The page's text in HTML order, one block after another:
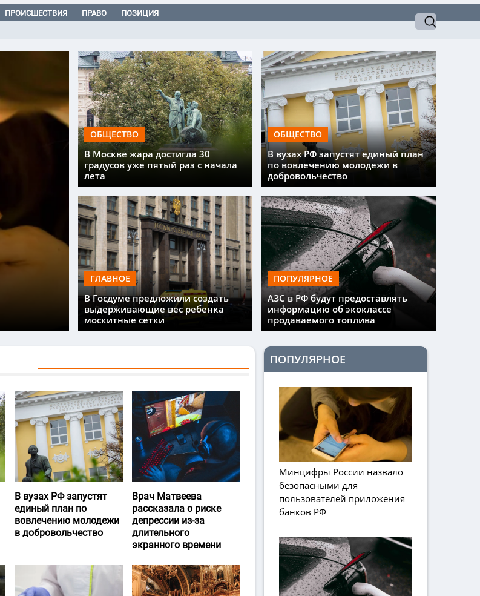
ПРОИСШЕСТВИЯ ПРАВО ПОЗИЦИЯ
ОБЩЕСТВО
В Москве жара достигла 30
градусов уже пятый раз с начала
лета
ГЛАВНОЕ
В Госдуме предложили создать
выдерживающие вес ребенка
москитные сетки
ОБЩЕСТВО
В вузах РФ запустят единый план
по вовлечению молодежи в
добровольчество
ПОПУЛЯРНОЕ
АЗС в РФ будут предоставлять
информацию об экоклассе
продаваемого топлива
В вузах РФ запустят
единый план по
вовлечению молодежи
в добровольчество
Врач Матвеева
рассказала о риске
депрессии из-за
длительного
экранного времени
ПОПУЛЯРНОЕ
Минцифры России назвало
безопасными для
пользователей приложения
банков РФ